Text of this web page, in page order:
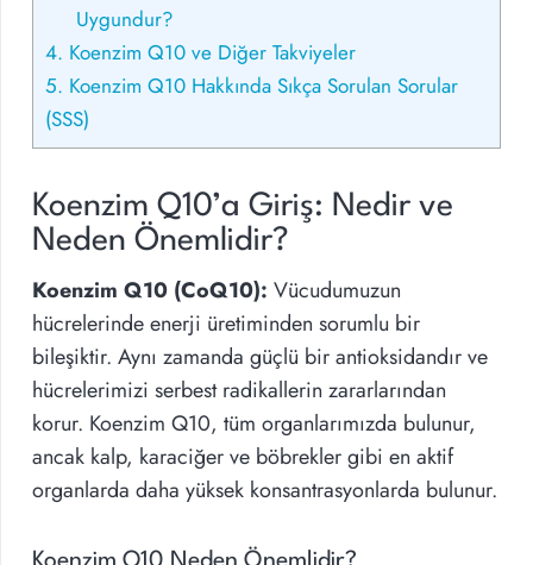
Uygundur?
4. Koenzim Q10 ve Diğer Takviyeler
5. Koenzim Q10 Hakkında Sıkça Sorulan Sorular
(SSS)
Koenzim Q10’a Giriş: Nedir ve
Neden Önemlidir?
Koenzim Q10 (CoQ10): Vücudumuzun
hücrelerinde enerji üretiminden sorumlu bir
bileşiktir. Aynı zamanda güçlü bir antioksidandır ve
hücrelerimizi serbest radikallerin zararlarından
korur. Koenzim Q10, tüm organlarımızda bulunur,
ancak kalp, karaciğer ve böbrekler gibi en aktif
organlarda daha yüksek konsantrasyonlarda bulunur.